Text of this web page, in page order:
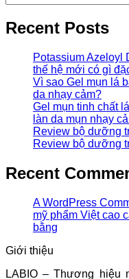
Recent Posts
Potassium Azeloyl
thế hệ mới có gì
Vì sao Gel mụn lá
da nhạy cảm?
Gel mụn tinh chất
làn da mụn nhạy
Review bộ dưỡng
Review bộ dưỡng
Recent
A WordPress
mỹ phẩm Việt cao
bằng
Giới thiệu
LABIO – Thương hiệu